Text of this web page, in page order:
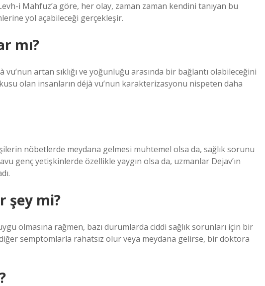
i Mahfuz’a göre, her olay, zaman zaman kendini tanıyan bu
yol açabileceği gerçekleşir.
mı?
artan sıklığı ve yoğunluğu arasında bir bağlantı olabileceğini
olan insanların déjà vu’nun karakterizasyonu nispeten daha
nöbetlerde meydana gelmesi muhtemel olsa da, sağlık sorunu
genç yetişkinlerde özellikle yaygın olsa da, uzmanlar Dejav’ın
şey mi?
olmasına rağmen, bazı durumlarda ciddi sağlık sorunları için bir
semptomlarla rahatsız olur veya meydana gelirse, bir doktora